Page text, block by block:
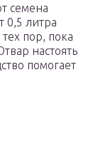
семена
0,5 литра
пор, пока
настоять
помогает